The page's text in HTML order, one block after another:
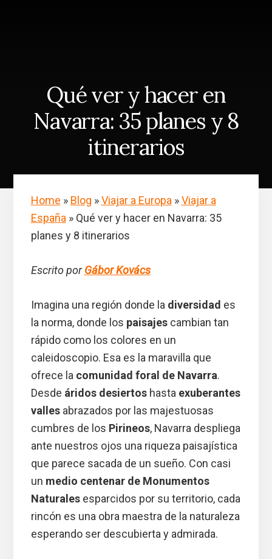
Qué ver y hacer en
Navarra: 35 planes y 8
itinerarios
Home » Blog »Viajar a Europa»Viajar a
España» Qué ver y hacer en Navarra: 35
planes y 8 itinerarios
Escrito porGábor Kovács
Imagina una región donde la diversidad es
la norma, donde los paisajes cambian tan
rápido como los colores en un
caleidoscopio. Esa es la maravilla que
ofrece la comunidad foral de Navarra.
Desde áridos desiertoshasta exuberantes
vallesabrazados por las majestuosas
cumbres de los Pirineos, Navarra despliega
ante nuestros ojos una riqueza paisajística
que parece sacada de un sueño. Con casi
un medio centenar de Monumentos
Naturalesesparcidos por su territorio, cada
rincón es una obra maestra de la naturaleza
esperando ser descubierta y admirada.